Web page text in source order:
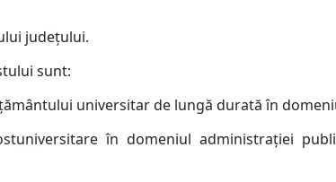
judeţului.
sunt:
universitar de lungă durată în
în domeniul administraţiei